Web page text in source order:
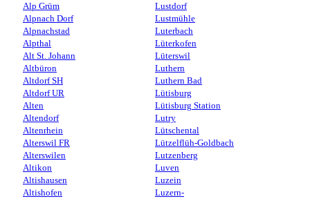
Alp Grüm
Alpnach Dorf
Alpnachstad
Alpthal
Alt St. Johann
Altbüron
Altdorf SH
Altdorf UR
Alten
Altendorf
Altenrhein
Alterswil FR
Alterswilen
Altikon
Altishausen
Altishofen
Lustdorf
Lustmühle
Luterbach
Lüterkofen
Lüterswil
Luthern
Luthern Bad
Lütisburg
Lütisburg Station
Lutry
Lütschental
Lützelflüh-Goldbach
Lutzenberg
Luven
Luzein
Luzern-